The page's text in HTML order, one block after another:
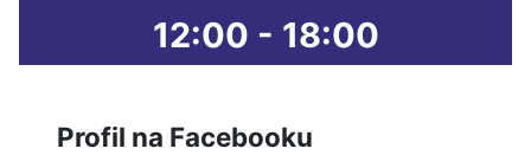
12:00 - 18:00
Profil na Facebooku